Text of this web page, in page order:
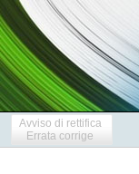
Avviso di rettifica
Errata corrige